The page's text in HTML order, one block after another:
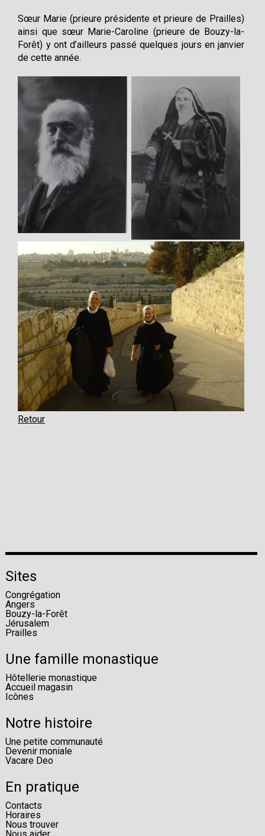
Sœur Marie (prieure présidente et prieure de Prailles)
ainsi que sœur Marie-Caroline (prieure de Bouzy-la-
Forêt) y ont d’ailleurs passé quelques jours en janvier
de cette année.
Retour
Sites
Congrégation
Angers
Bouzy-la-Forêt
Jérusalem
Prailles
Une famille monastique
Hôtellerie monastique
Accueil magasin
Icônes
Notre histoire
Une petite communauté
Devenir moniale
Vacare Deo
En pratique
Contacts
Horaires
Nous trouver